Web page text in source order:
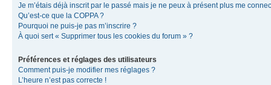
Je m’étais déjà inscrit par le passé mais je ne peux à présent plus me
Qu’est-ce que la COPPA ?
Pourquoi ne puis-je pas m’inscrire ?
À quoi sert « Supprimer tous les cookies du forum » ?
Préférences et réglages des utilisateurs
Comment puis-je modifier mes réglages ?
L’heure n’est pas correcte !